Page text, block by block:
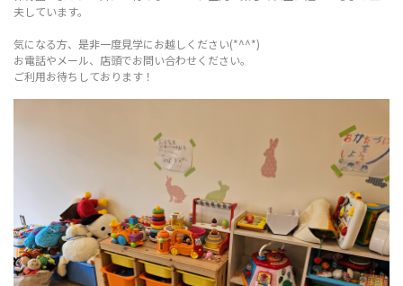
夫しています。
気になる方、是非一度見学にお越しください(*^^*)
お電話やメール、店頭でお問い合わせください。
ご利用お待ちしております！